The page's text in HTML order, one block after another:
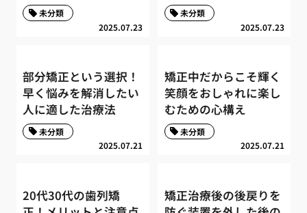
2025.07.23
未分類
2025.07.23
未分類
部分矯正という選択！
早く悩みを解消したい
人に適した治療法
2025.07.21
未分類
矯正中だからこそ輝く
笑顔をおしゃれに楽し
むための心構え
2025.07.21
未分類
20代30代の歯列矯
矯正治療後の後戻りを